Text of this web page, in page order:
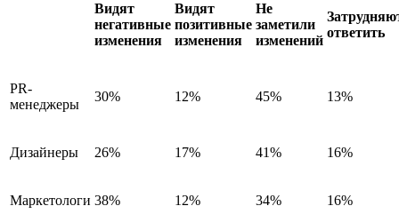
Видят
негативные
изменения
Видят
позитивные
изменения
Не
заметили
изменений
ответить
PR-
менеджеры
30% 12% 45% 13%
Дизайнеры 26% 17% 41% 16%
Маркетологи 38% 12% 34% 16%